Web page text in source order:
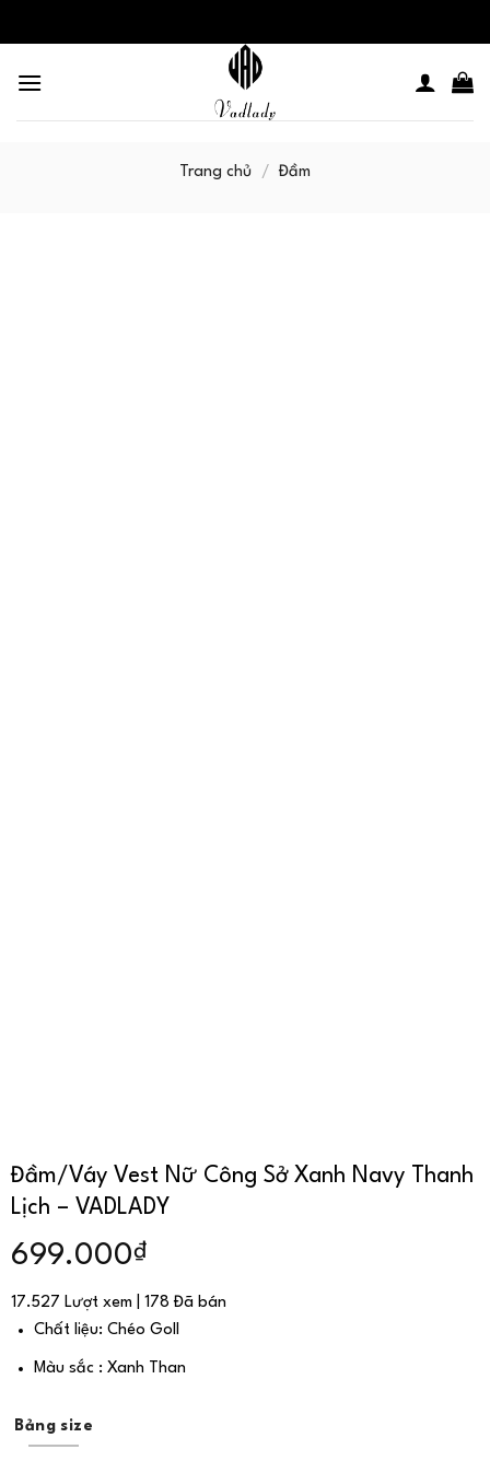
to
Trang chủ / Đầm
Đầm/Váy Vest Nữ Công Sở Xanh Navy Thanh
Lịch – VADLADY
699.000₫
17.527 Lượt xem | 178 Đã bán
Chất liệu: Chéo Goll
Màu sắc : Xanh Than
Bảng size